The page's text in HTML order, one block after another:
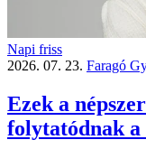
Napi friss
2026. 07. 23. Faragó
Ezek a
folytatódnak a